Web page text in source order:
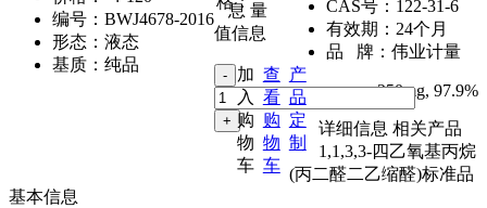
编号： BWJ4678-2016
形态： 液态
基质： 纯品
CAS号： 122-31-6
有效期： 24个月
品 牌： 伟业计量
250mg, 97.9%
加
入
购
物
车
查
看
购
物
车
产
品
定
制
息 量
值信息
详细信息 相关产品
1,1,3,3-四乙氧基丙烷
(丙二醛二乙缩醛)标准品
基本信息